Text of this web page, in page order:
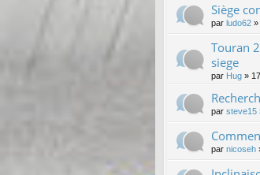
Siège
par ludo62 »
Touran
siege
par Hug »
par steve15
par nicoseh